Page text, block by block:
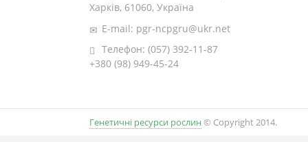
Харків, 61060, Україна
E-mail: pgr-ncpgru@ukr.net
Телефон: (057) 392-11-87
+380 (98) 949-45-24
Генетичні ресурси рослин © Copyright 2014.